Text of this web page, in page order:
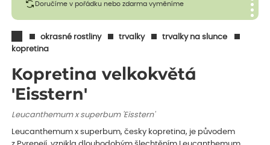
Doručíme v pořádku nebo zdarma vyměníme
okrasné rostliny trvalky
trvalky na slunce
kopretina
Kopretina velkokvětá
'Eisstern'
Leucanthemum x superbum 'Eisstern'
Leucanthemum x superbum, česky kopretina, je původem